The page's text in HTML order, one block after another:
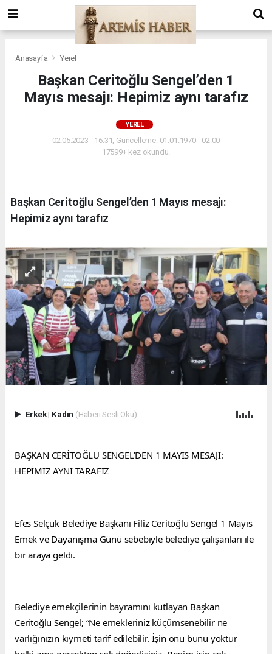
Anasayfa Yerel
Başkan Ceritoğlu Sengel’den 1
Mayıs mesajı: Hepimiz aynı tarafız
YEREL
02.05.2023 - 16:31, Güncelleme: 01.01.1970 - 02:00
17599+ kez okundu.
Başkan Ceritoğlu Sengel’den 1 Mayıs mesajı:
Hepimiz aynı tarafız
Erkek| Kadın (Haberi Sesli Oku)
BAŞKAN CERİTOĞLU SENGEL’DEN 1 MAYIS MESAJI:
HEPİMİZ AYNI TARAFIZ
Efes Selçuk Belediye Başkanı Filiz Ceritoğlu Sengel 1 Mayıs
Emek ve Dayanışma Günü sebebiyle belediye çalışanları ile
bir araya geldi.
Belediye emekçilerinin bayramını kutlayan Başkan
Ceritoğlu Sengel; “Ne emekleriniz küçümsenebilir ne
varlığınızın kıymeti tarif edilebilir. İşin onu bunu yoktur